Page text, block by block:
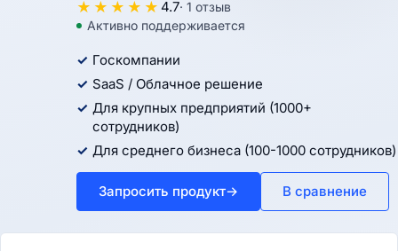
★ ★ ★ ★ ★ 4.7· 1 отзыв
Активно поддерживается
Госкомпании
SaaS / Облачное решение
Для крупных предприятий (1000+
сотрудников)
Для среднего бизнеса (100-1000 сотрудников)
Запросить продукт→ В сравнение